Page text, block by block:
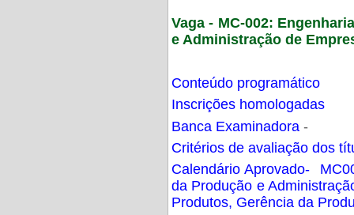
Vaga - MC-002:
e Administração de
Conteúdo programático
Inscrições homologadas
Banca Examinadora -
Critérios de avaliação dos
Calendário Aprovado-
da Produção e
Produtos, Gerência da